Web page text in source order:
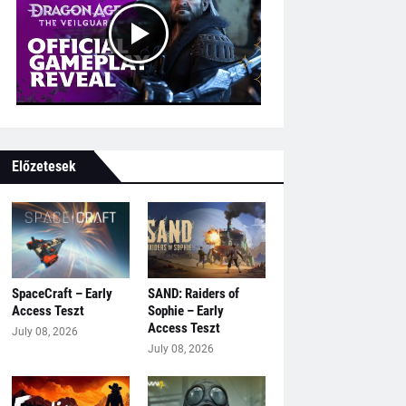
Előzetesek
SpaceCraft – Early
Access Teszt
July 08, 2026
SAND: Raiders of
Sophie – Early
Access Teszt
July 08, 2026